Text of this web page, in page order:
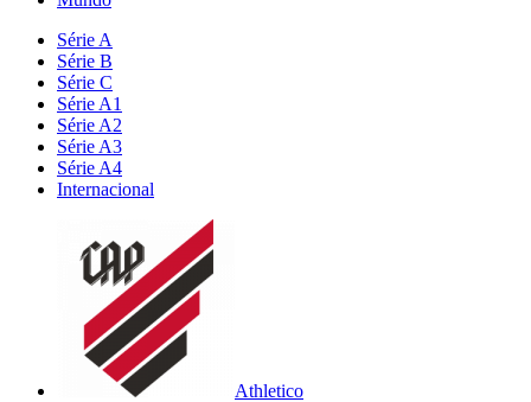
Série A
Série B
Série C
Série A1
Série A2
Série A3
Série A4
Internacional
Athletico